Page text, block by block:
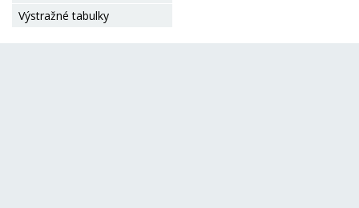
Výstražné tabulky